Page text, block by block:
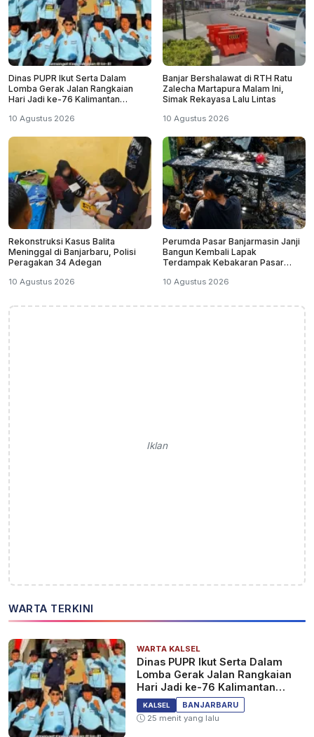
Dinas PUPR Ikut Serta Dalam
Lomba Gerak Jalan Rangkaian
Hari Jadi ke-76 Kalimantan
10 Agustus 2026
Banjar Bershalawat di RTH Ratu
Zalecha Martapura Malam Ini,
Simak Rekayasa Lalu Lintas
10 Agustus 2026
Rekonstruksi Kasus Balita
Meninggal di Banjarbaru, Polisi
Peragakan 34 Adegan
10 Agustus 2026
Perumda Pasar Banjarmasin Janji
Bangun Kembali Lapak
Terdampak Kebakaran Pasar
10 Agustus 2026
Iklan
WARTA TERKINI
WARTA KALSEL
Dinas PUPR Ikut Serta Dalam
Lomba Gerak Jalan Rangkaian
Hari Jadi ke-76 Kalimantan
Selatan
KALSEL
BANJARBARU
25 menit yang lalu